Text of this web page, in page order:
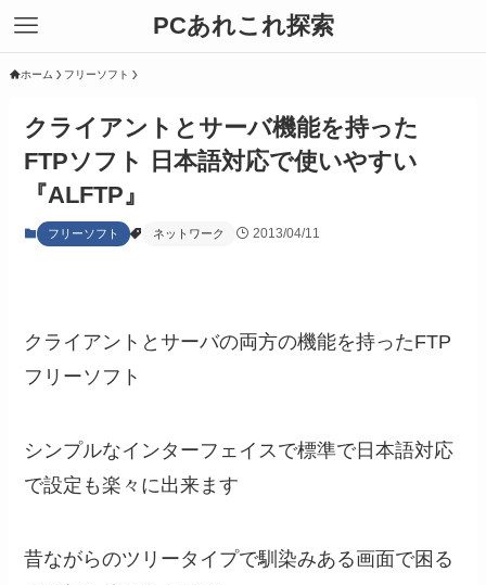
PCあれこれ探索
ホーム フリーソフト
クライアントとサーバ機能を持った
FTPソフト 日本語対応で使いやすい
『ALFTP』
フリーソフト ネットワーク 2013/04/11
クライアントとサーバの両方の機能を持ったFTP
フリーソフト
シンプルなインターフェイスで標準で日本語対応
で設定も楽々に出来ます
昔ながらのツリータイプで馴染みある画面で困る